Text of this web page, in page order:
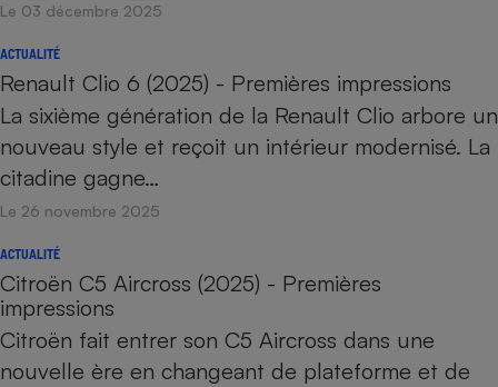
Le 03 décembre 2025
ACTUALITÉ
Renault Clio 6 (2025) - Premières impressions
La sixième génération de la Renault Clio arbore un
nouveau style et reçoit un intérieur modernisé. La
citadine gagne…
Le 26 novembre 2025
ACTUALITÉ
Citroën C5 Aircross (2025) - Premières
impressions
Citroën fait entrer son C5 Aircross dans une
nouvelle ère en changeant de plateforme et de